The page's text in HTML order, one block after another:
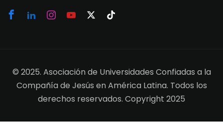
© 2025. Asociación de Universidades Confiadas a la
Compañía de Jesús en América Latina. Todos los
derechos reservados. Copyright 2025